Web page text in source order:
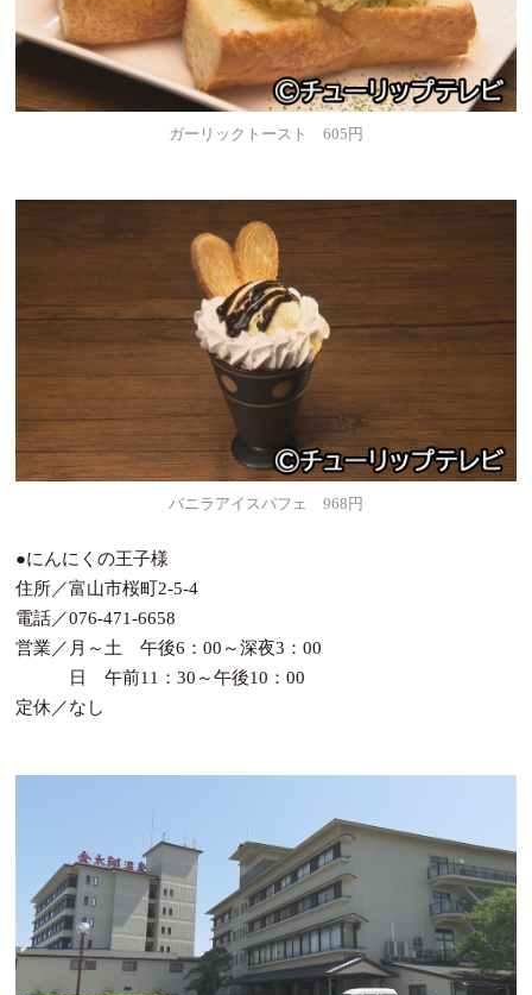
ガーリックトースト 605円
バニラアイスパフェ 968円
●にんにくの王子様
住所／富山市桜町2-5-4
電話／076-471-6658
営業／月～土 午後6：00～深夜3：00
日 午前11：30～午後10：00
定休／なし